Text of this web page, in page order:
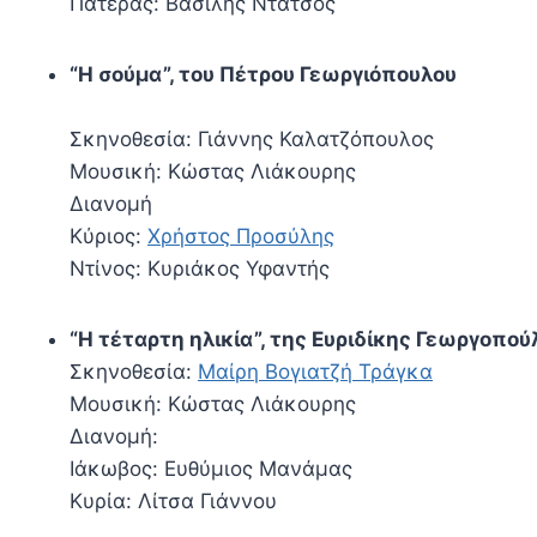
“Η σούμα”, του Πέτρου Γεωργιόπουλου
Σκηνοθεσία: Γιάννης Καλατζόπουλος
Μουσική: Κώστας Λιάκουρης
Διανομή
Κύριος: Χρήστος Προσύλης
Ντίνος: Κυριάκος Υφαντής
“Η τέταρτη ηλικία”, της Ευριδίκης
Σκηνοθεσία: Μαίρη Βογιατζή Τράγκα
Μουσική: Κώστας Λιάκουρης
Διανομή:
Ιάκωβος: Ευθύμιος Μανάμας
Κυρία: Λίτσα Γιάννου